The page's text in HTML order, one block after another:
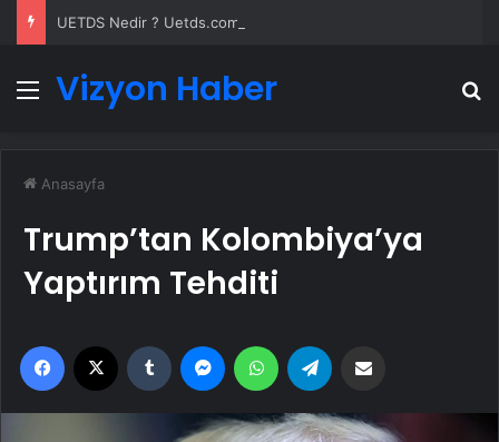
Menü
Vizyon Haber
Anasayfa
Trump’tan Kolombiya’ya
Yaptırım Tehditi
Facebook Tumblr MessengerWhatsApp